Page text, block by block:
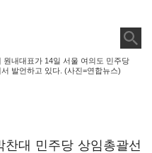
내대표가 14일 서울 여의도 민주당
발언하고 있다. (사진=연합뉴스)
대 민주당 상임총괄선